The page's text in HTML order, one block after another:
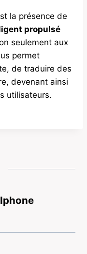
la présence de
propulsé
seulement aux
permet
de traduire des
devenant ainsi
utilisateurs.